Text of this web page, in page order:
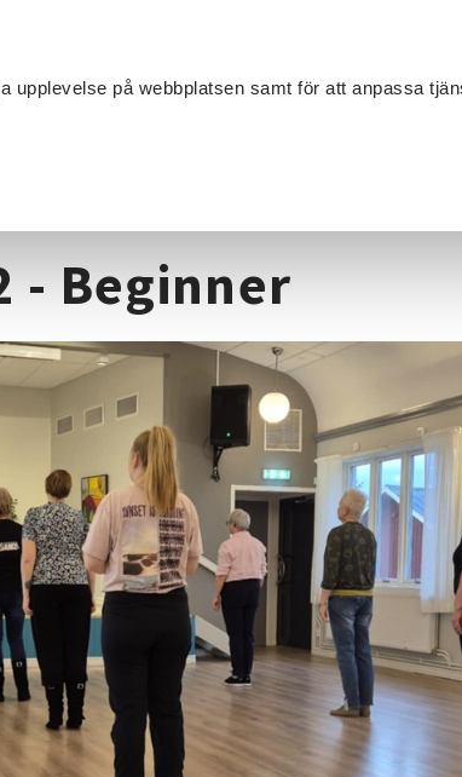
upplevelse på webbplatsen samt för att anpassa
- Beginner